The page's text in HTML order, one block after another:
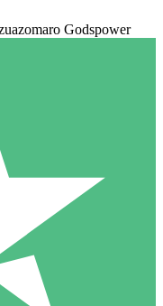
Godspower